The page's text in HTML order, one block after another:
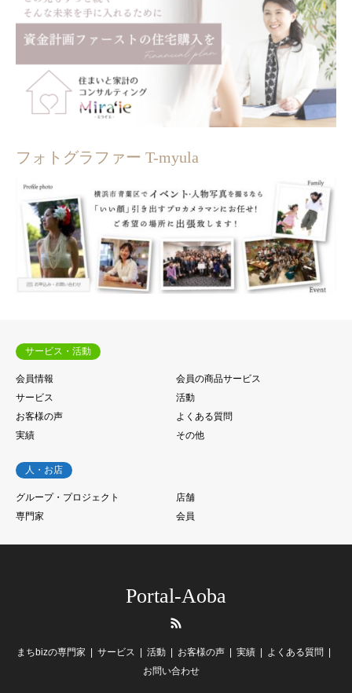
フォトグラファー T-myula
サービス・活動
会員情報
会員の商品サービス
サービス
活動
お客様の声
よくある質問
実績
その他
人・お店
グループ・プロジェクト
店舗
専門家
会員
Portal-Aoba
まちbizの専門家 サービス 活動 お客様の声 実績
よくある質問
お問い合わせ